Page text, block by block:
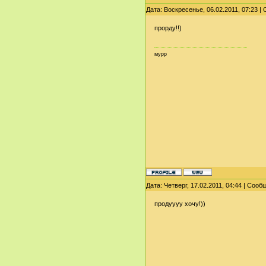
Дата: Воскресенье, 06.02.2011, 07:23 |
прорду!!)
мурр
Дата: Четверг, 17.02.2011, 04:44 |
продуууу хочу!))